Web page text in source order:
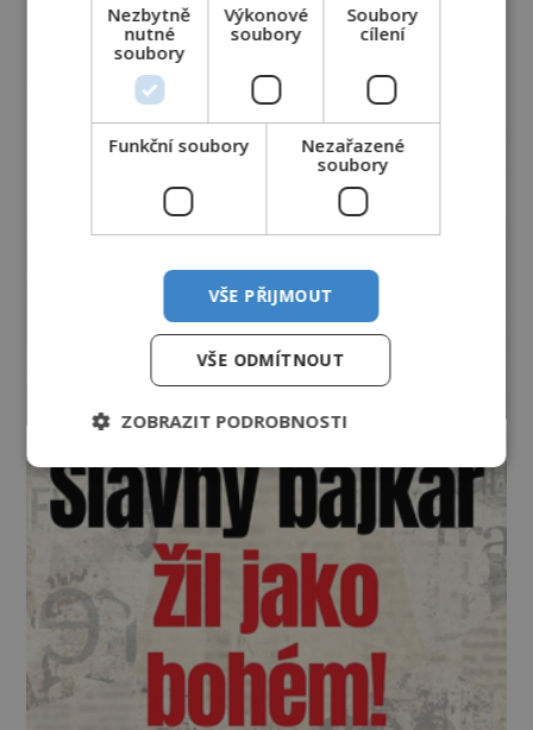
Nezbytně
nutné
soubory
Výkonové
soubory
Soubory
cílení
Funkční soubory
Nezařazené
soubory
VŠE PŘIJMOUT
VŠE ODMÍTNOUT
ZOBRAZIT PODROBNOSTI